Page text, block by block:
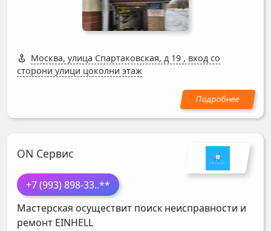
Москва, улица Спартаковская, д 19 , вход со
сторони улици цоколни этаж
ON Сервис
+7 (993) 898-33..**
Мастерская осуществит поиск неисправности и
ремонт EINHELL